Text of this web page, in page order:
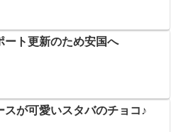
ート更新のため安国へ
スが可愛いスタバのチョコ♪